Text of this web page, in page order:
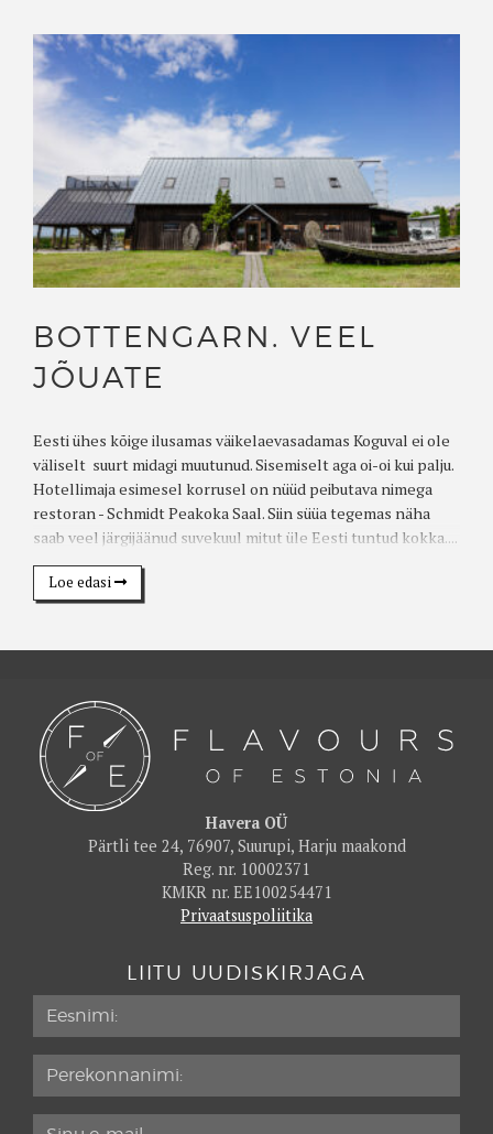
BOTTENGARN. VEEL
JÕUATE
Eesti ühes kõige ilusamas väikelaevasadamas Koguval ei ole
väliselt suurt midagi muutunud. Sisemiselt aga oi-oi kui palju.
Hotellimaja esimesel korrusel on nüüd peibutava nimega
restoran - Schmidt Peakoka Saal. Siin süüa tegemas näha
saab veel järgijäänud suvekuul mitut üle Eesti tuntud kokka....
Loe edasi
Havera OÜ
Pärtli tee 24, 76907, Suurupi, Harju maakond
Reg. nr. 10002371
KMKR nr. EE100254471
Privaatsuspoliitika
LIITU UUDISKIRJAGA